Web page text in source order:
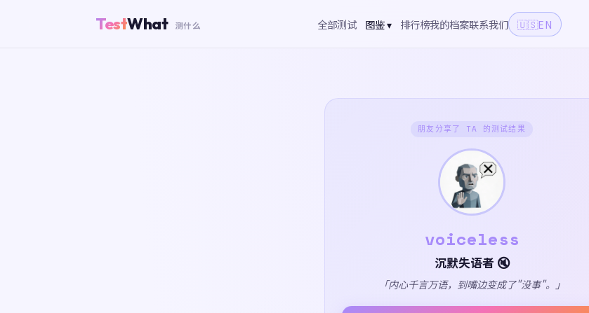
TestWhat 测什么 全部测试 图鉴 ▾ 排行榜我的档案联系我们 🇺🇸EN
朋友分享了 TA 的测试结果
voiceless
沉默失语者 🔇
「内心千言万语，到嘴边变成了"没事"。」